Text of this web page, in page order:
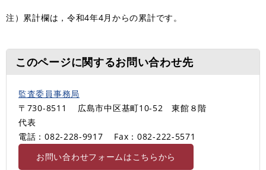
注）累計欄は，令和4年4月からの累計です。
このページに関するお問い合わせ先
監査委員事務局
〒730-8511
広島市中区基町10-52 東館８階
代表
電話：082-228-9917
Fax：082-222-5571
お問い合わせフォームはこちらから